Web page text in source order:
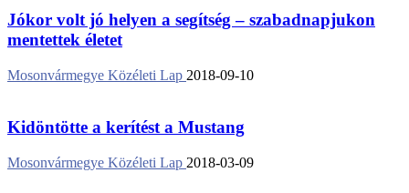
Jókor volt jó helyen a segítség – szabadnapjukon
mentettek életet
Mosonvármegye Közéleti Lap 2018-09-10
Kidöntötte a kerítést a Mustang
Mosonvármegye Közéleti Lap 2018-03-09